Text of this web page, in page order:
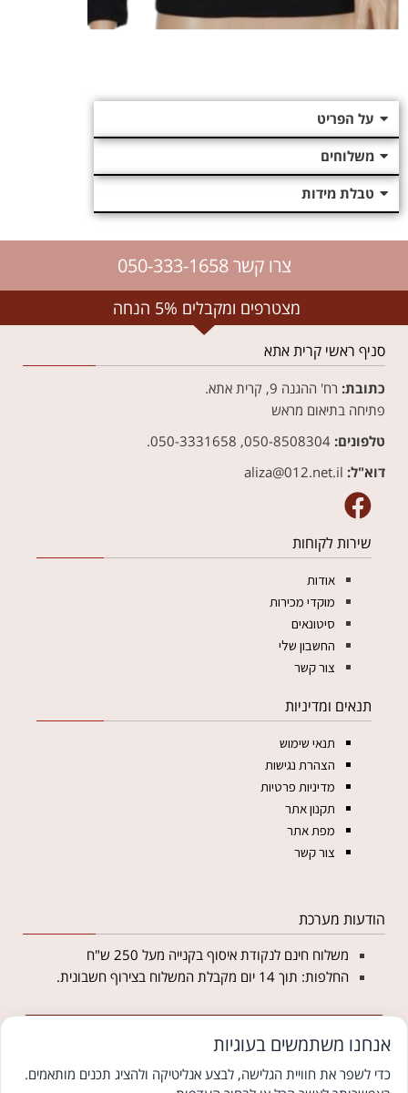
על הפריט
משלוחים
טבלת מידות
צרו קשר 050-333-1658
מצטרפים ומקבלים 5% הנחה
סניף ראשי קרית אתא
כתובת: רח' ההגנה 9, קרית אתא.
פתיחה בתיאום מראש
טלפונים:
דוא"ל:
שירות לקוחות
אודות
מוקדי מכירות
סיטונאים
החשבון שלי
צור קשר
תנאים ומדיניות
תנאי שימוש
הצהרת נגישות
מדיניות פרטיות
תקנון אתר
מפת אתר
צור קשר
הודעות מערכת
משלוח חינם לנקודת איסוף בקנייה מעל 250 ש"ח
החלפות: תוך 14 יום מקבלת המשלוח בצירוף חשבונית.
לקנייה באתראנחנו משתמשים בעוגיות
כדי לשפר את חוויית הגלישה, לבצע אנליטיקה ולהציג תכנים מותאמים.